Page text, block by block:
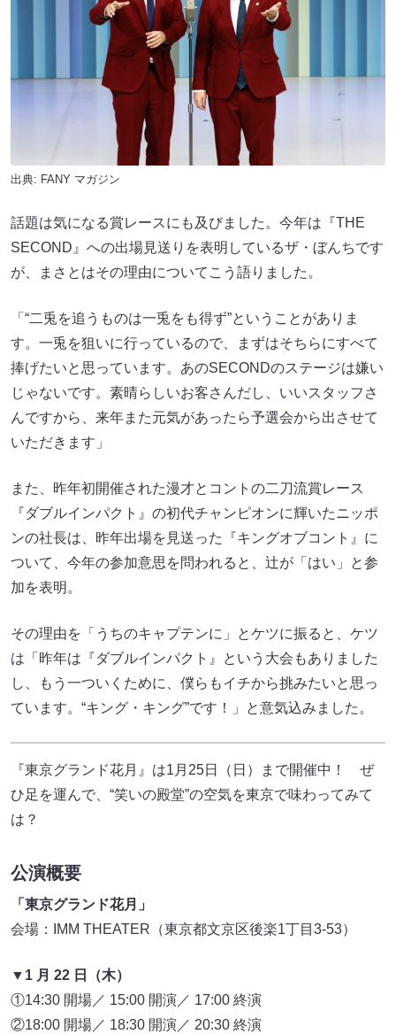
出典: FANY マガジン
話題は気になる賞レースにも及びました。今年は『THE
SECOND』への出場見送りを表明しているザ・ぼんちです
が、まさとはその理由についてこう語りました。
「“二兎を追うものは一兎をも得ず”ということがありま
す。一兎を狙いに行っているので、まずはそちらにすべて
捧げたいと思っています。あのSECONDのステージは嫌い
じゃないです。素晴らしいお客さんだし、いいスタッフさ
んですから、来年また元気があったら予選会から出させて
いただきます」
また、昨年初開催された漫才とコントの二刀流賞レース
『ダブルインパクト』の初代チャンピオンに輝いたニッポ
ンの社長は、昨年出場を見送った『キングオブコント』に
ついて、今年の参加意思を問われると、辻が「はい」と参
加を表明。
その理由を「うちのキャプテンに」とケツに振ると、ケツ
は「昨年は『ダブルインパクト』という大会もありました
し、もう一ついくために、僕らもイチから挑みたいと思っ
ています。“キング・キング”です！」と意気込みました。
『東京グランド花月』は1月25日（日）まで開催中！ ぜ
ひ足を運んで、“笑いの殿堂”の空気を東京で味わってみて
は？
公演概要
「東京グランド花月」
会場：IMM THEATER（東京都文京区後楽1丁目3-53）
▼1 月 22 日（木）
①14:30 開場／ 15:00 開演／ 17:00 終演
②18:00 開場／ 18:30 開演／ 20:30 終演